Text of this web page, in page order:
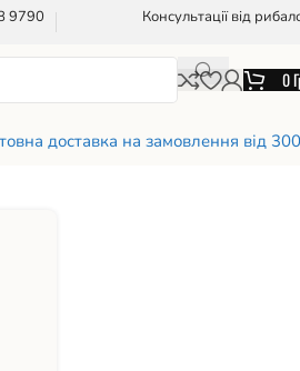
9790 Консультації від
0
доставка на замовлення від